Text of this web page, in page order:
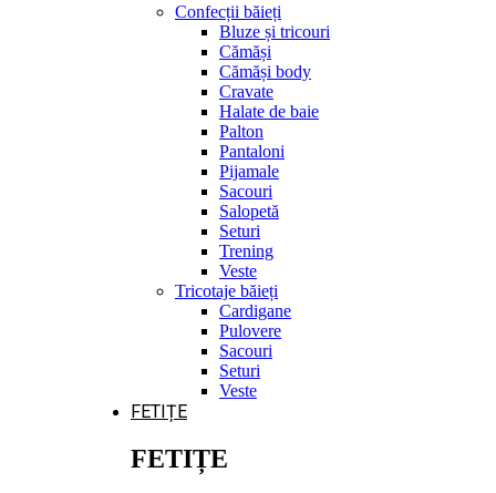
Confecții băieți
Bluze și tricouri
Cămăși
Cămăși body
Cravate
Halate de baie
Palton
Pantaloni
Pijamale
Sacouri
Salopetă
Seturi
Trening
Veste
Tricotaje băieți
Cardigane
Pulovere
Sacouri
Seturi
Veste
FETIȚE
FETIȚE